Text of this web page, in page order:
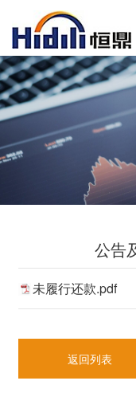
公告
未履行还款.pdf
返回列表